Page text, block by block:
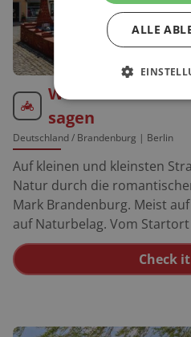
Wo sich Fuchs
sagen
Deutschland/ Brandenburg | Berlin
Auf kleinen und kleinsten
Natur durch die
Mark Brandenburg. Meist
auf Naturbelag. Vom Startort Ahrensdorf geht es
direkt über Kossenblatt und
Dann weiter nach Ressen
Schwielochsee herum. An
Check
ALLE